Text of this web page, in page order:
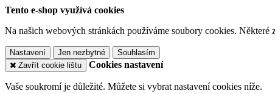
Tento e-shop využívá cookies
Na našich webových stránkách používáme soubory cookies.
Nastavení Jen nezbytné
Souhlasím
Zavřít cookie lištu
Cookies nastavení
Vaše soukromí je důležité. Můžete si vybrat nastavení cookies níže.